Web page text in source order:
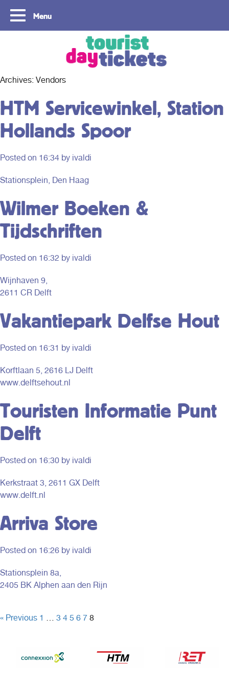
Menu
Archives: Vendors
HTM Servicewinkel, Station
Hollands Spoor
Posted on 16:34 by ivaldi
Stationsplein, Den Haag
Wilmer Boeken &
Tijdschriften
Posted on 16:32 by ivaldi
Wijnhaven 9,
2611 CR Delft
Vakantiepark Delfse Hout
Posted on 16:31 by ivaldi
Korftlaan 5, 2616 LJ Delft
www.delftsehout.nl
Touristen Informatie Punt
Delft
Posted on 16:30 by ivaldi
Kerkstraat 3, 2611 GX Delft
www.delft.nl
Arriva Store
Posted on 16:26 by ivaldi
Stationsplein 8a,
2405 BK Alphen aan den Rijn
« Previous 1 … 3 4 5 6 7 8